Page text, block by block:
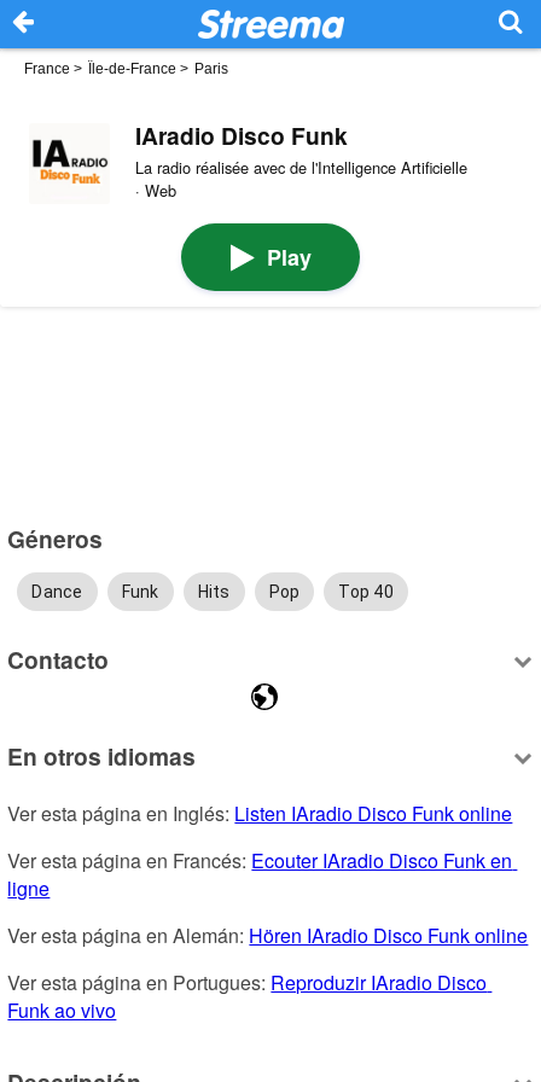
France > Île-de-France > Paris
IAradio Disco Funk
La radio réalisée avec de l'Intelligence Artificielle
· Web
Play
Géneros
Dance Funk Hits Pop Top 40
Contacto
En otros idiomas
Ver esta página en Inglés: Listen IAradio Disco Funk online
Ver esta página en Francés: Ecouter IAradio Disco Funk en
ligne
Ver esta página en Alemán: Hören IAradio Disco Funk online
Ver esta página en Portugues: Reproduzir IAradio Disco
Funk ao vivo